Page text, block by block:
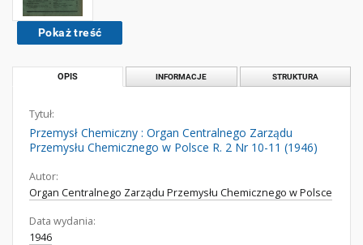
Pokaż treść
OPIS INFORMACJE STRUKTURA
Tytuł:
Przemysł Chemiczny : Organ Centralnego Zarządu
Przemysłu Chemicznego w Polsce R. 2 Nr 10-11 (1946)
Autor:
Organ Centralnego Zarządu Przemysłu Chemicznego w Polsce
Data wydania:
1946